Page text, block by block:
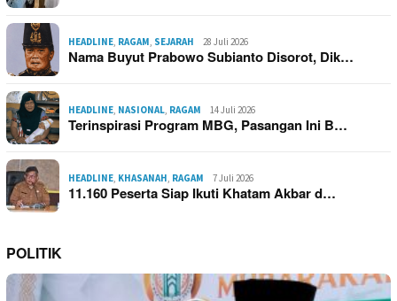
HEADLINE, RAGAM, SEJARAH 28 Juli 2026
Nama Buyut Prabowo Subianto Disorot, Dik…
HEADLINE, NASIONAL, RAGAM 14 Juli 2026
Terinspirasi Program MBG, Pasangan Ini B…
HEADLINE, KHASANAH, RAGAM 7 Juli 2026
11.160 Peserta Siap Ikuti Khatam Akbar d…
POLITIK